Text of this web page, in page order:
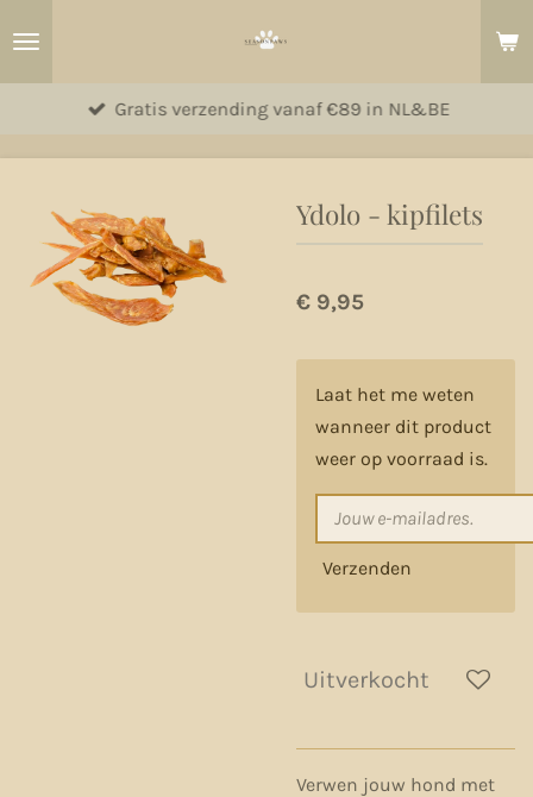
hoofdinhoud
Gratis verzending vanaf €89 in NL&BE
Ydolo - kipfilets
€ 9,95
Laat het me weten
wanneer dit product
weer op voorraad is.
Verzenden
Uitverkocht
Verwen jouw hond met